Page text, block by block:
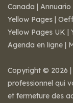
Canada | Annuario
Yellow Pages |
Yellow Pages UK |
Agenda en ligne |
Copyright © 2026 |
professionnel qui
et fermeture des